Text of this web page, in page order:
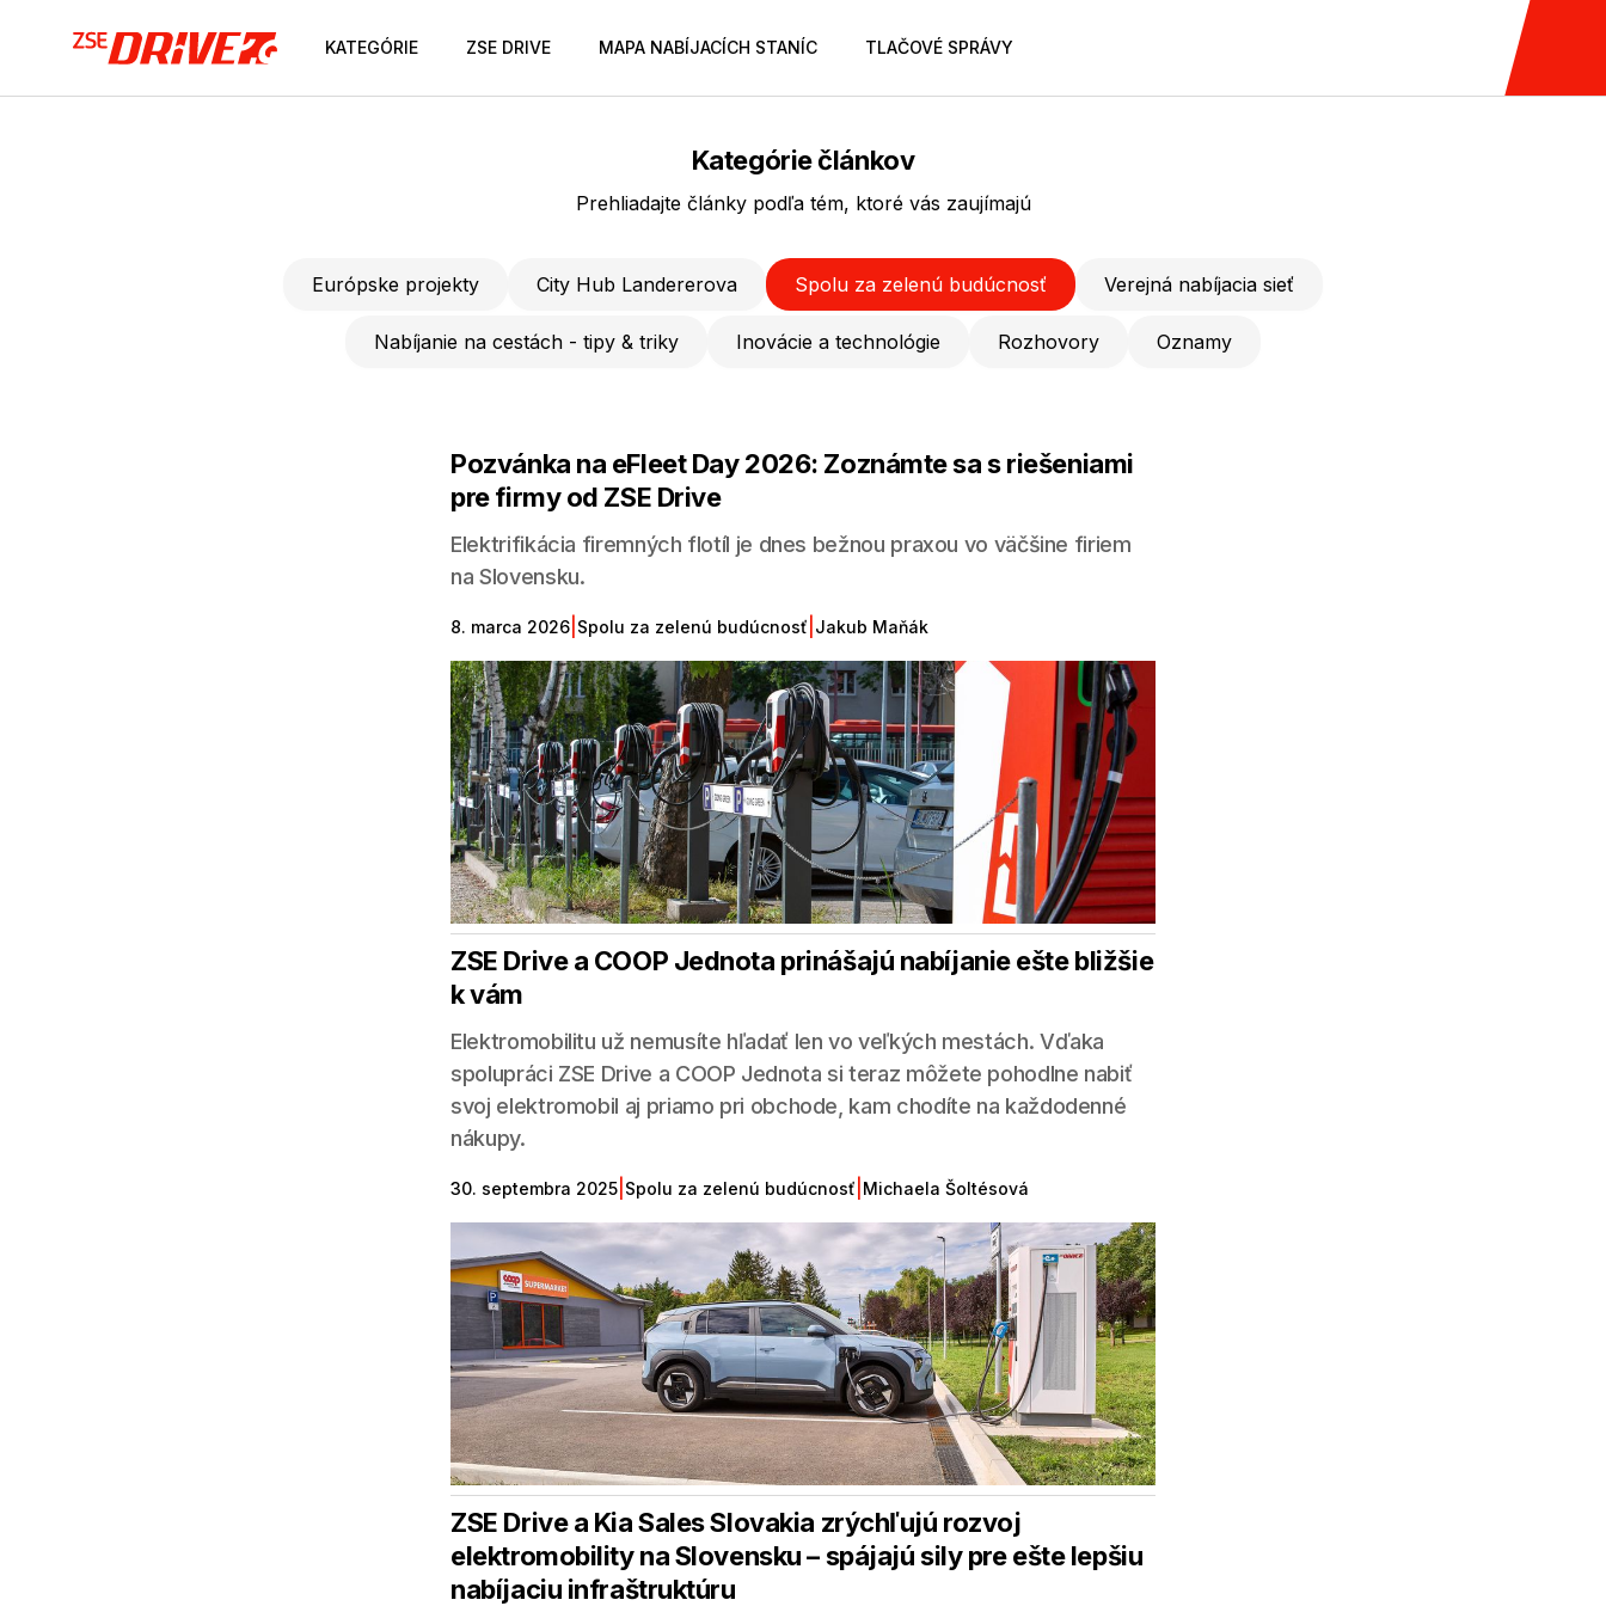
KATEGÓRIE ZSE DRIVE MAPA NABÍJACÍCH STANÍC TLAČOVÉ SPRÁVY
Kategórie článkov
Prehliadajte články podľa tém, ktoré vás zaujímajú
Európske projekty City Hub Landererova Spolu za zelenú budúcnosť Verejná nabíjacia sieť
Nabíjanie na cestách - tipy & triky Inovácie a technológie Rozhovory Oznamy
Pozvánka na eFleet Day 2026: Zoznámte sa s riešeniami
pre firmy od ZSE Drive
Elektrifikácia firemných flotíl je dnes bežnou praxou vo väčšine firiem
na Slovensku.
8. marca 2026 Spolu za zelenú budúcnosť Jakub Maňák
ZSE Drive a COOP Jednota prinášajú nabíjanie ešte bližšie
k vám
Elektromobilitu už nemusíte hľadať len vo veľkých mestách. Vďaka
spolupráci ZSE Drive a COOP Jednota si teraz môžete pohodlne nabiť
svoj elektromobil aj priamo pri obchode, kam chodíte na každodenné
nákupy.
30. septembra 2025 Spolu za zelenú budúcnosť Michaela Šoltésová
ZSE Drive a Kia Sales Slovakia zrýchľujú rozvoj
elektromobility na Slovensku – spájajú sily pre ešte lepšiu
nabíjaciu infraštruktúru